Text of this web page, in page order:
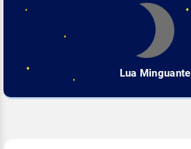
Lua Minguante